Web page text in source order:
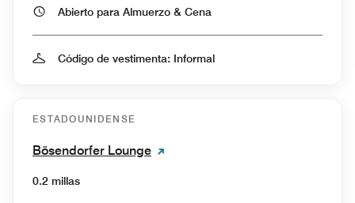
Abierto para Almuerzo & Cena
Código de vestimenta: Informal
ESTADOUNIDENSE
Bösendorfer Lounge
0.2 millas